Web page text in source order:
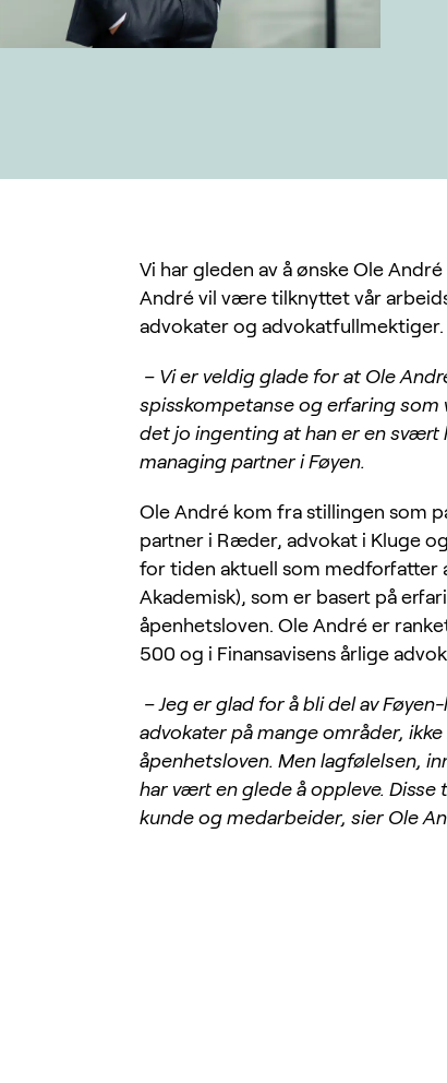
Vi har gleden av å ønske Ole
André vil være tilknyttet vår
advokater og advokatfullmektiger.
– Vi er veldig glade for at Ole
spisskompetanse og erfaring som
det jo ingenting at han er en svært
managing partner i Føyen.
Ole André kom fra stillingen som
partner i Ræder, advokat i Kluge
for tiden aktuell som medforfatter
Akademisk), som er basert på
åpenhetsloven. Ole André er
500 og i Finansavisens årlige
– Jeg er glad for å bli del av
advokater på mange områder,
åpenhetsloven. Men lagfølelsen,
har vært en glede å oppleve.
kunde og medarbeider, sier Ole